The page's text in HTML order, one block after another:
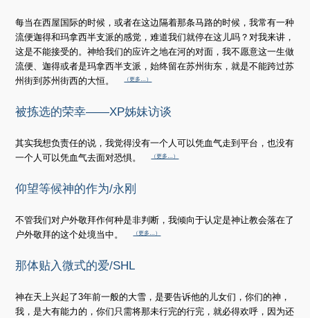
每当在西屋国际的时候，或者在这边隔着那条马路的时候，我常有一种
流便迦得和玛拿西半支派的感觉，难道我们就停在这儿吗？对我来讲，
这是不能接受的。神给我们的应许之地在河的对面，我不愿意这一生做
流便、迦得或者是玛拿西半支派，始终留在苏州街东，就是不能跨过苏
州街到苏州街西的大恒。
（更多…）
被拣选的荣幸——XP姊妹访谈
其实我想负责任的说，我觉得没有一个人可以凭血气走到平台，也没有
一个人可以凭血气去面对恐惧。
（更多…）
仰望等候神的作为/永刚
不管我们对户外敬拜作何种是非判断，我倾向于认定是神让教会落在了
户外敬拜的这个处境当中。
（更多…）
那体贴入微式的爱/SHL
神在天上兴起了3年前一般的大雪，是要告诉他的儿女们，你们的神，
我，是大有能力的，你们只需将那未行完的行完，就必得欢呼，因为还